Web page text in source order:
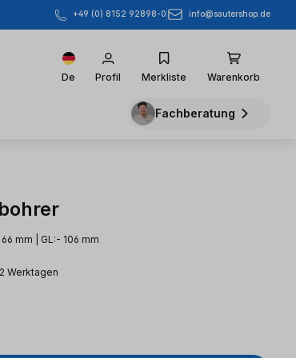
+49 (0) 8152 92898-0 info@sautershop.de
De Profil Merkliste Warenkorb
Fachberatung
mm | GL:- 106 mm
Werktagen